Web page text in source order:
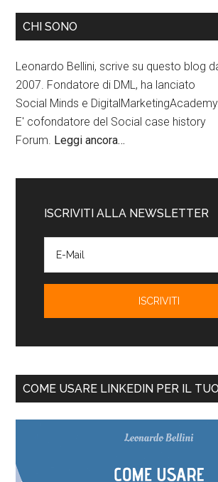
CHI SONO
Leonardo Bellini, scrive su questo blog
2007. Fondatore di DML, ha lanciato
Social Minds e
E' cofondatore del Social case history
Forum. Leggi ancora…
ISCRIVITI ALLA NEWSLETTER
COME USARE LINKEDIN PER IL